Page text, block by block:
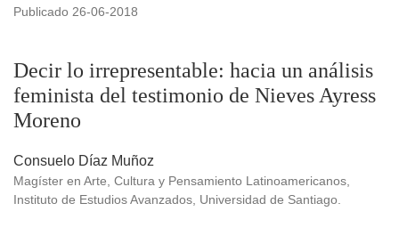
Decir lo irrepresentable: hacia un análisis
feminista del testimonio de Nieves Ayress
Moreno
Publicado 26-06-2018
Consuelo Díaz Muñoz
Magíster en Arte, Cultura y Pensamiento Latinoamericanos,
Instituto de Estudios Avanzados, Universidad de Santiago.